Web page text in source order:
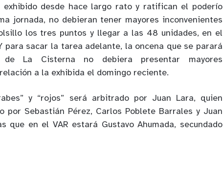
exhibido desde hace largo rato y ratifican el poderío
jornada, no debieran tener mayores inconvenientes
los tres puntos y llegar a las 48 unidades, en el
para sacar la tarea adelante, la oncena que se parará
La Cisterna no debiera presentar mayores
a la exhibida el domingo reciente.
y “rojos” será arbitrado por Juan Lara, quien
por Sebastián Pérez, Carlos Poblete Barrales y Juan
que en el VAR estará Gustavo Ahumada, secundado